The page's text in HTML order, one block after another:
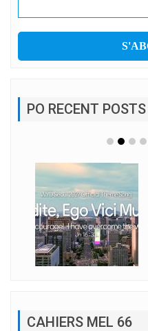
PO RECENT POSTS
CAHIERS MEL 66